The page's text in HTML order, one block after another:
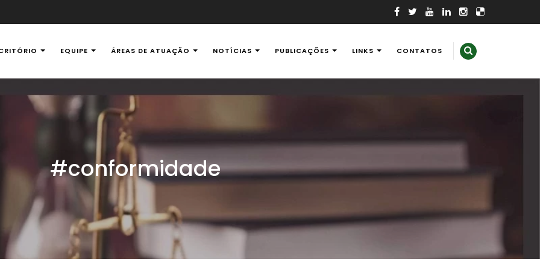
Ambiental
EQUIPE ÁREAS DE ATUAÇÃO NOTÍCIAS PUBLICAÇÕES LINKS CONTATOS
#conformidade